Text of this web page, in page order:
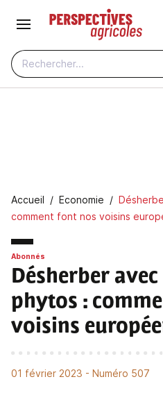
Aller au contenu principal
Rechercher...
Fil d'Ariane
Accueil Economie
comment font nos voisins
Abonnés
Désherber
phytos :
voisins
01 février 2023 - Numéro 507